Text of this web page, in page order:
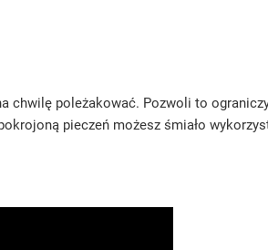
chwilę poleżakować. Pozwoli to
pieczeń możesz śmiało